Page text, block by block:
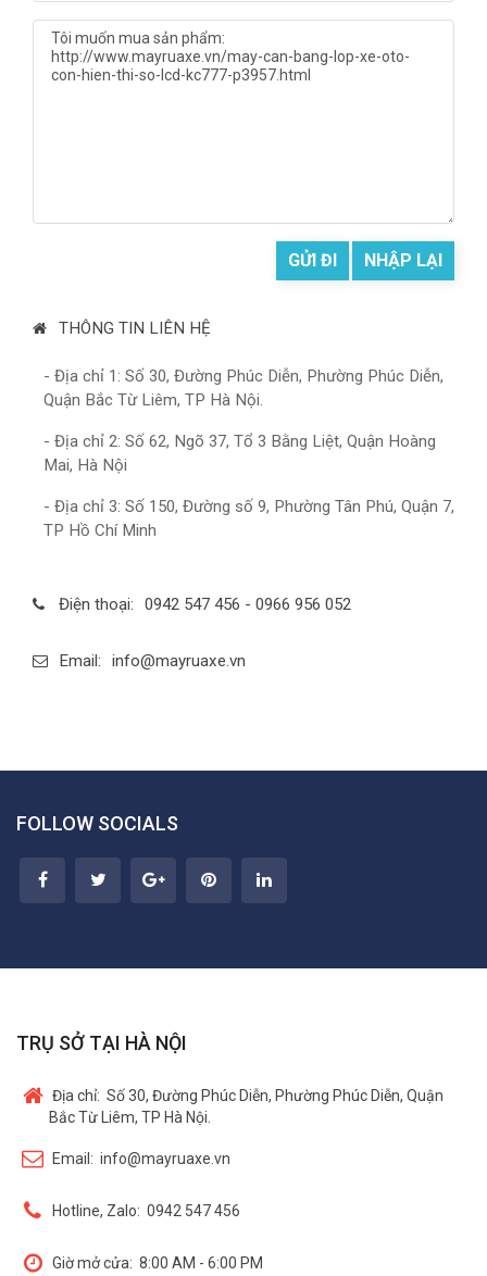
GỬI ĐI
THÔNG TIN LIÊN HỆ
- Địa chỉ 1: Số 30, Đường Phúc Diễn, Phường Phúc Diễn,
Quận Bắc Từ Liêm, TP Hà Nội.
- Địa chỉ 2: Số 62, Ngõ 37, Tổ 3 Bằng Liệt, Quận Hoàng
Mai, Hà Nội
- Địa chỉ 3: Số 150, Đường số 9, Phường Tân Phú, Quận 7,
TP Hồ Chí Minh
Điện thoại: 0942 547 456 - 0966 956 052
Email: info@mayruaxe.vn
FOLLOW SOCIALS
TRỤ SỞ TẠI HÀ NỘI
Địa chỉ: Số 30, Đường Phúc Diễn, Phường Phúc Diễn, Quận
Bắc Từ Liêm, TP Hà Nội.
Email: info@mayruaxe.vn
Hotline, Zalo: 0942 547 456
Giờ mở cửa: 8:00 AM - 6:00 PM